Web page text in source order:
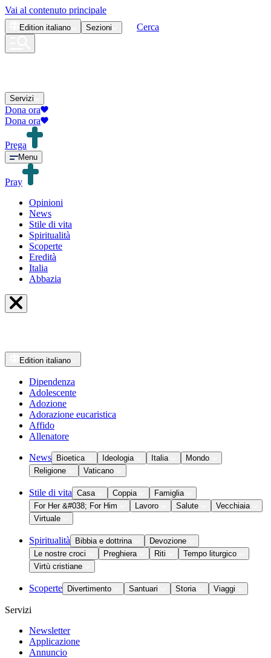
Vai al contenuto principale
Edition italiano Sezioni Cerca
Servizi
Dona ora
Dona ora
Prega
Menu
Pray
Opinioni
News
Stile di vita
Spiritualità
Scoperte
Eredità
Italia
Abbazia
Edition italiano
Dipendenza
Adolescente
Adozione
Adorazione eucaristica
Affido
Allenatore
News Bioetica Ideologia Italia
Mondo
Religione
Vaticano
Stile di vita Casa Coppia
Famiglia
For Her &#038; For Him
Lavoro Salute
Vecchiaia
Virtuale
Spiritualità Bibbia e dottrina
Devozione
Le nostre croci
Preghiera Riti
Tempo liturgico
Virtù cristiane
Scoperte Divertimento Santuari Storia Viaggi
Servizi
Newsletter
Applicazione
Annuncio